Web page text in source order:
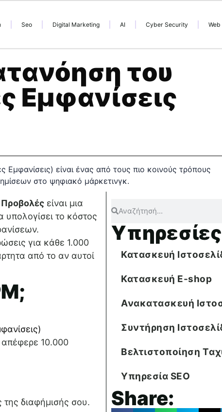
Seo Digital Marketing AI Cyber Security Web
του
Εμφανίσεις
Προβολές είναι μια
υπολογίσει το κόστος
για κάθε 1.000
από το αν αυτοί
απέφερε 10.000
της διαφήμισής σου.
Υπηρεσίες
Κατασκευή
Κατασκευή E-shop
Ανακατασκευή
Συντήρηση
Βελτιστοποίηση
Υπηρεσία SEO
Share: